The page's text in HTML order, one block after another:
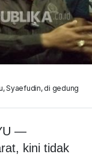
Syaefudin, di gedung
—
kini tidak